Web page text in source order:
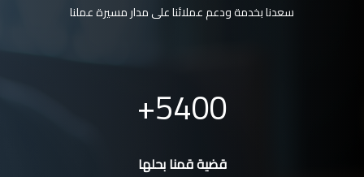
سعدنا بخدمة ودعم عملائنا على مدار مسيرة عملنا
5400
قضية قمنا بحلها